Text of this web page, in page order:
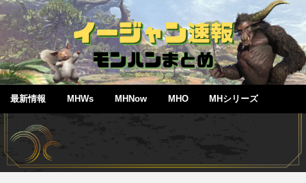
最新情報 MHWs MHNow MHO MHシリーズ